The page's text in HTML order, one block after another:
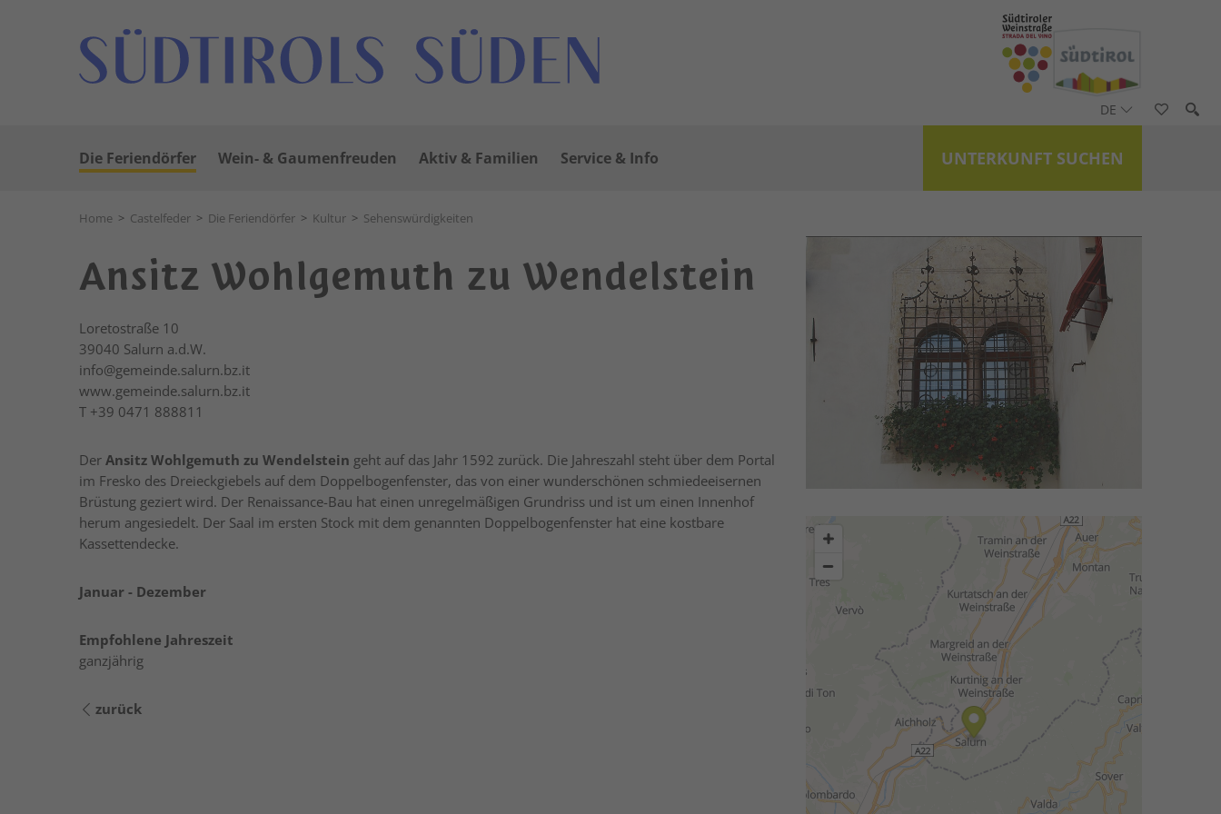
DE
UNTERKUNFT SUCHEN
Die Feriendörfer Wein- & Gaumenfreuden Aktiv & Familien Service & Info
Home > Castelfeder > Die Feriendörfer > Kultur > Sehenswürdigkeiten
Ansitz Wohlgemuth zu Wendelstein
Loretostraße 10
39040 Salurn a.d.W.
info@gemeinde.salurn.bz.it
www.gemeinde.salurn.bz.it
T +39 0471 888811
Der Ansitz Wohlgemuth zu Wendelstein geht auf das Jahr 1592 zurück. Die Jahreszahl steht über dem Portal
im Fresko des Dreieckgiebels auf dem Doppelbogenfenster, das von einer wunderschönen schmiedeeisernen
Brüstung geziert wird. Der Renaissance-Bau hat einen unregelmäßigen Grundriss und ist um einen Innenhof
herum angesiedelt. Der Saal im ersten Stock mit dem genannten Doppelbogenfenster hat eine kostbare
Kassettendecke.
Januar - Dezember
Empfohlene Jahreszeit
ganzjährig
zurück